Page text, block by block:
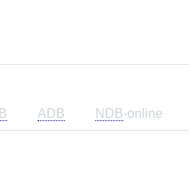
ADB NDB-online